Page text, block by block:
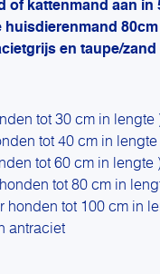
of kattenmand aan in
huisdierenmand
en taupe/zand
tot 30 cm in lengte
tot 40 cm in lengte
tot 60 cm in lengte
tot 80 cm in
honden tot 100 cm in
antraciet